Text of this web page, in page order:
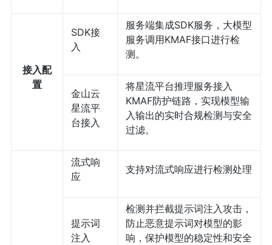
接入配
置
SDK接
入
服务端集成SDK服务，大模型
服务调用KMAF接口进行检
测。
金山云
星流平
台接入
将星流平台推理服务接入
KMAF防护链路，实现模型输
入输出的实时合规检测与安全
过滤。
流式响
应
支持对流式响应进行检测处理
提示词
注入
检测并拦截提示词注入攻击，
防止恶意提示词对模型的影
响，保护模型的稳定性和安全